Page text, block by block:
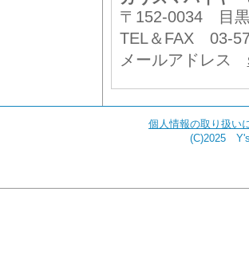
〒152-0034 目
TEL＆FAX 03-
メールアドレス
個人情報の取り扱い
(C)2025